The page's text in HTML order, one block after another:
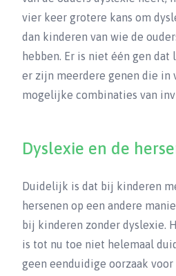
vier keer grotere kans om
dan kinderen van wie de
hebben. Er is niet één gen
er zijn meerdere genen die in
mogelijke combinaties van
Dyslexie en de
Duidelijk is dat bij kinderen
hersenen op een andere
bij kinderen zonder dyslexie.
is tot nu toe niet helemaal
geen eenduidige oorzaak